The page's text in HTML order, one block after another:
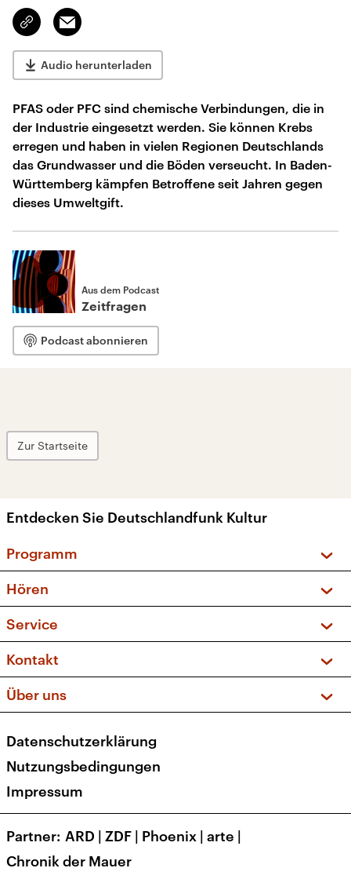
Link
kopieren/teilen
Email
Audio herunterladen
PFAS oder PFC sind chemische Verbindungen, die in
der Industrie eingesetzt werden. Sie können Krebs
erregen und haben in vielen Regionen Deutschlands
das Grundwasser und die Böden verseucht. In Baden-
Württemberg kämpfen Betroffene seit Jahren gegen
dieses Umweltgift.
Aus dem Podcast
Zeitfragen
Podcast abonnieren
Zur Startseite
Entdecken Sie Deutschlandfunk Kultur
Programm
Sendungen und Podcasts
Musikliste
Kakadu – Das Kinderprogramm
Hören
Frequenzen (UKW + DAB+)
Service
FAQ
Apps
Newsletter
Veranstaltungen
Kontakt
Social Media
Über uns
Presse
Karriere
Transparenz
Datenschutzerklärung
Nutzungsbedingungen
Impressum
Partner ARD | ZDF | Phoenix | arte |
Chronik der Mauer